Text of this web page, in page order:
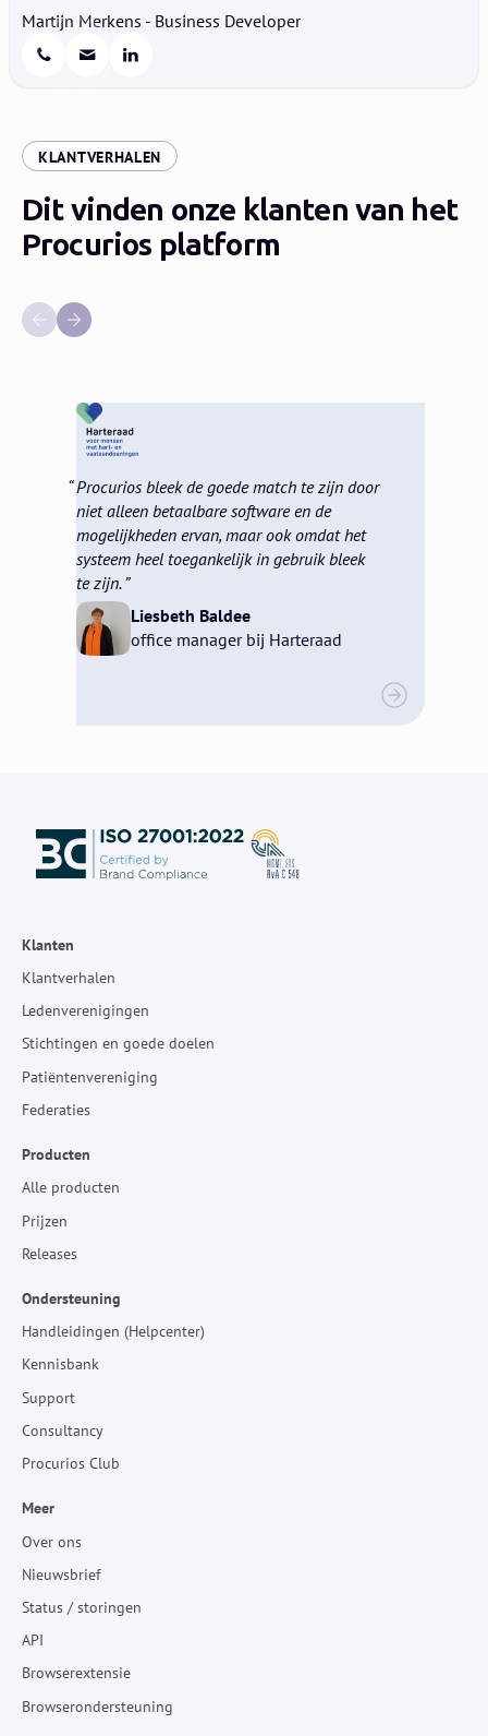
Martijn Merkens - Business Developer
KLANTVERHALEN
Dit vinden onze klanten van het
Procurios platform
Procurios bleek de goede match te zijn door
niet alleen betaalbare software en de
mogelijkheden ervan, maar ook omdat het
systeem heel toegankelijk in gebruik bleek
te zijn.
Liesbeth Baldee
office manager bij Harteraad
Klanten
Klantverhalen
Ledenverenigingen
Stichtingen en goede doelen
Patiëntenvereniging
Federaties
Producten
Alle producten
Prijzen
Releases
Ondersteuning
Handleidingen (Helpcenter)
Kennisbank
Support
Consultancy
Procurios Club
Meer
Over ons
Nieuwsbrief
Status / storingen
API
Browserextensie
Browserondersteuning